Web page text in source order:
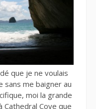
que je ne voulais
sans me baigner au
moi la grande
Cathedral Cove que